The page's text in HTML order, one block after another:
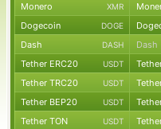
Monero XMR
Dogecoin DOGE
Dash DASH Dash
Tether ERC20 USDT
Tether TRC20 USDT
Tether BEP20 USDT
Tether TON USDT